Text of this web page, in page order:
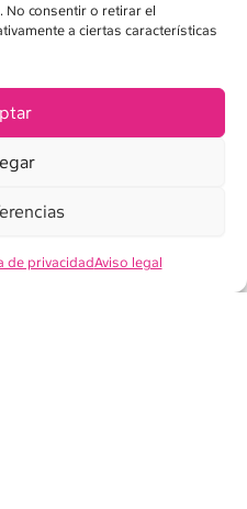
No consentir o retirar el
a ciertas características
de privacidadAviso legal